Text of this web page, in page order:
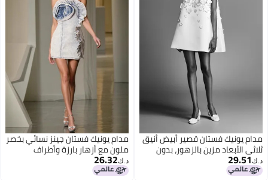
مدام يونيك فستان قصير أبيض أنيق
ثلاثي الأبعاد مزين بالزهور، بدون
أكمام وياقة عالية، زي رسمي/غير
رسمي
د.ك‏29.51
مدام يونيك فستان جينز نسائي بخصر
ملون مع أزهار بارزة وأطراف
متموجة بأسلوب الفتيات الجريئات
د.ك‏26.32